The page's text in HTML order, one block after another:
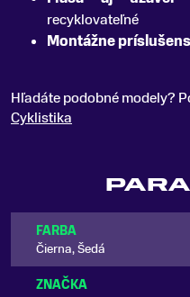
recyklovateľné
Montážne
Hľadáte podobné modely?
Cyklistika
FARBA
Čierna, Šedá
ZNAČKA